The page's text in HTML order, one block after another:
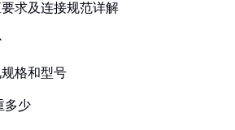
求及连接规范详解
格和型号
多少